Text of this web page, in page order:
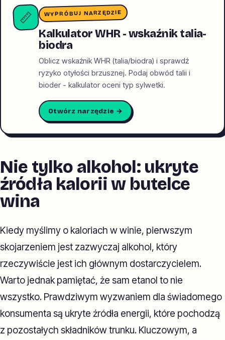
📏 WYPRÓBUJ NARZĘDZIE
Kalkulator WHR - wskaźnik talia-
biodra
Oblicz wskaźnik WHR (talia/biodra) i sprawdź
ryzyko otyłości brzusznej. Podaj obwód talii i
bioder - kalkulator oceni typ sylwetki.
Otwórz narzędzie →
Nie tylko alkohol: ukryte
źródła kalorii w butelce
wina
Kiedy myślimy o kaloriach w winie, pierwszym
skojarzeniem jest zazwyczaj alkohol, który
rzeczywiście jest ich głównym dostarczycielem.
Warto jednak pamiętać, że sam etanol to nie
wszystko. Prawdziwym wyzwaniem dla świadomego
konsumenta są ukryte źródła energii, które pochodzą
z pozostałych składników trunku. Kluczowym, a